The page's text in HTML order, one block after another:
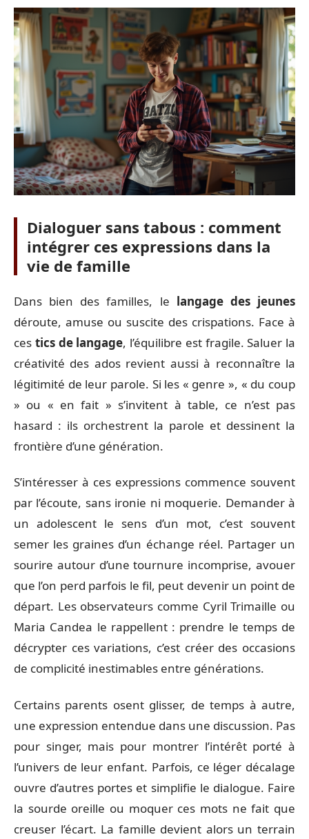
Dialoguer sans tabous : comment
intégrer ces expressions dans la
vie de famille
Dans bien des familles, le langage des jeunes
déroute, amuse ou suscite des crispations. Face à
ces tics de langage, l’équilibre est fragile. Saluer la
créativité des ados revient aussi à reconnaître la
légitimité de leur parole. Si les « genre », « du coup
» ou « en fait » s’invitent à table, ce n’est pas
hasard : ils orchestrent la parole et dessinent la
frontière d’une génération.
S’intéresser à ces expressions commence souvent
par l’écoute, sans ironie ni moquerie. Demander à
un adolescent le sens d’un mot, c’est souvent
semer les graines d’un échange réel. Partager un
sourire autour d’une tournure incomprise, avouer
que l’on perd parfois le fil, peut devenir un point de
départ. Les observateurs comme Cyril Trimaille ou
Maria Candea le rappellent : prendre le temps de
décrypter ces variations, c’est créer des occasions
de complicité inestimables entre générations.
Certains parents osent glisser, de temps à autre,
une expression entendue dans une discussion. Pas
pour singer, mais pour montrer l’intérêt porté à
l’univers de leur enfant. Parfois, ce léger décalage
ouvre d’autres portes et simplifie le dialogue. Faire
la sourde oreille ou moquer ces mots ne fait que
creuser l’écart. La famille devient alors un terrain